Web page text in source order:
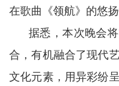
在歌曲《领航》的悠
据悉，本次晚会
合，有机融合了现代
文化元素，用异彩纷